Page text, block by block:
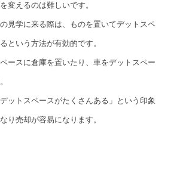
変えるのは難しいです。
見学に来る際は、ものを置いてデットスペ
という方法が有効的です。
ースに倉庫を置いたり、車をデットスペー
ットスペースがたくさんある」という印象
り売却が容易になります。